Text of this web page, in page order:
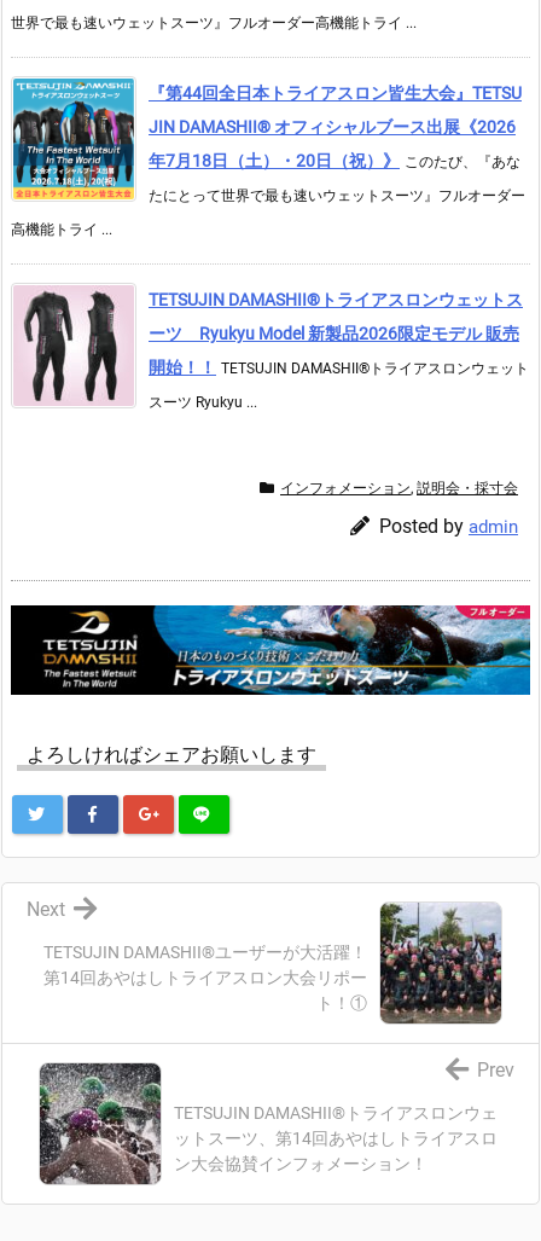
世界で最も速いウェットスーツ』フルオーダー高機能トライ ...
『第44回全日本トライアスロン皆生大会』TETSU
JIN DAMASHII® オフィシャルブース出展《2026
年7月18日（土）・20日（祝）》
このたび、『あな
たにとって世界で最も速いウェットスーツ』フルオーダー
高機能トライ ...
TETSUJIN DAMASHII®︎トライアスロンウェットス
ーツ Ryukyu Model 新製品2026限定モデル 販売
開始！！
TETSUJIN DAMASHII®︎トライアスロンウェット
スーツ Ryukyu ...
インフォメーション, 説明会・採寸会
Posted by admin
よろしければシェアお願いします
TETSUJIN DAMASHII®︎ユーザーが大活躍！
第14回あやはしトライアスロン大会リポー
ト！①
Next
TETSUJIN DAMASHII®︎トライアスロンウェ
ットスーツ、第14回あやはしトライアスロ
ン大会協賛インフォメーション！
Prev